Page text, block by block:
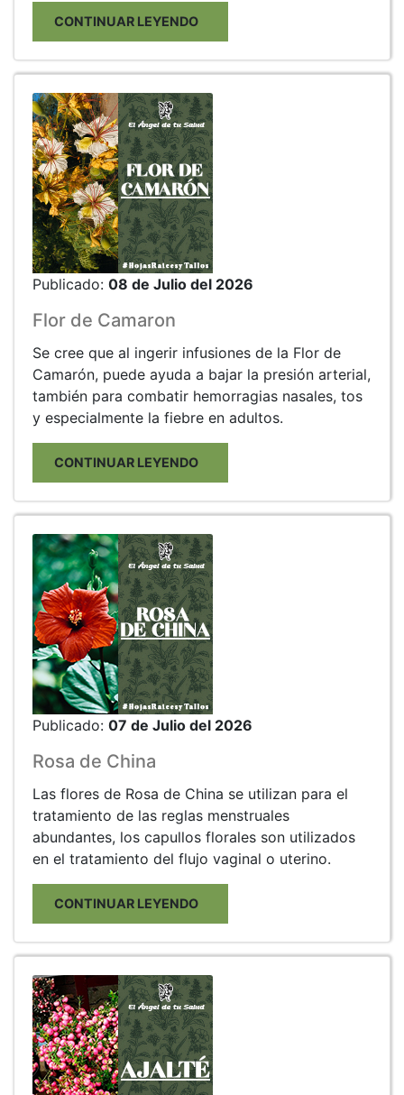
CONTINUAR LEYENDO
Publicado: 08 de Julio del 2026
Flor de Camaron
Se cree que al ingerir infusiones de la Flor de
Camarón, puede ayuda a bajar la presión arterial,
también para combatir hemorragias nasales, tos
y especialmente la fiebre en adultos.
CONTINUAR LEYENDO
Publicado: 07 de Julio del 2026
Rosa de China
Las flores de Rosa de China se utilizan para el
tratamiento de las reglas menstruales
abundantes, los capullos florales son utilizados
en el tratamiento del flujo vaginal o uterino.
CONTINUAR LEYENDO